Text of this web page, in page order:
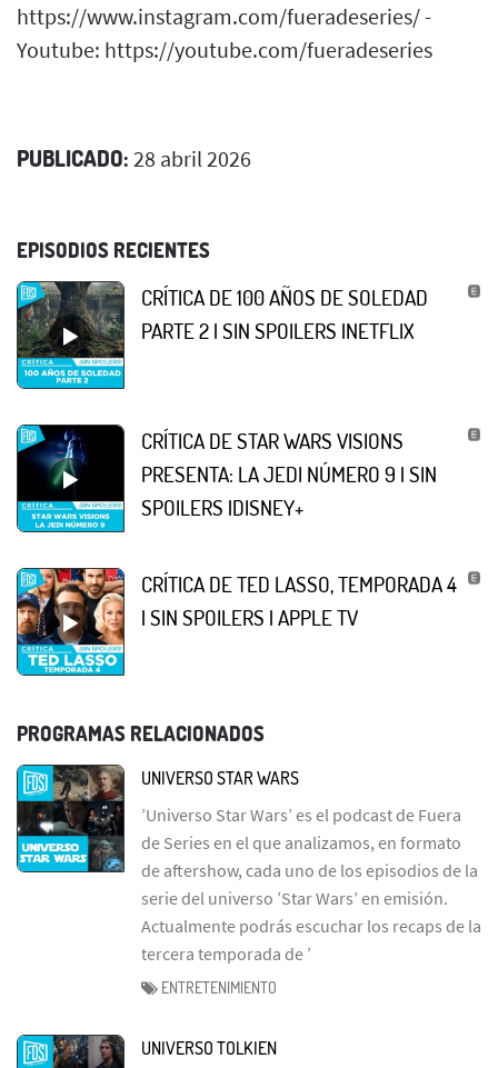
https://www.instagram.com/fueradeseries/ -
Youtube: https://youtube.com/fueradeseries
PUBLICADO: 28 abril 2026
EPISODIOS RECIENTES
CRÍTICA DE 100 AÑOS DE SOLEDAD
PARTE 2 | SIN SPOILERS |NETFLIX
CRÍTICA DE STAR WARS VISIONS
PRESENTA: LA JEDI NÚMERO 9 | SIN
SPOILERS |DISNEY+
CRÍTICA DE TED LASSO, TEMPORADA 4
| SIN SPOILERS | APPLE TV
PROGRAMAS RELACIONADOS
UNIVERSO STAR WARS
’Universo Star Wars’ es el podcast de Fuera
de Series en el que analizamos, en formato
de aftershow, cada uno de los episodios de la
serie del universo ’Star Wars’ en emisión.
Actualmente podrás escuchar los recaps de la
tercera temporada de ’
ENTRETENIMIENTO
UNIVERSO TOLKIEN